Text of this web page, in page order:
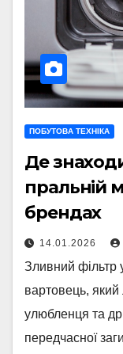
ПОБУТОВА ТЕХНІКА
Де
пральній
брендах
14.01.2026
Зливний фільтр
вартовець, який
улюбленця та
передчасної